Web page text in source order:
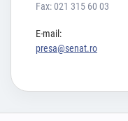
Fax: 021 315 60 03
E-mail:
presa@senat.ro